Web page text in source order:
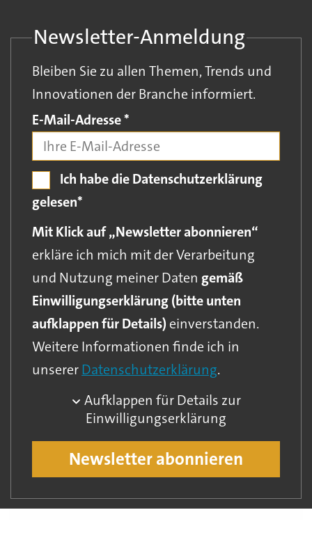
Newsletter-Anmeldung
Bleiben Sie zu allen Themen, Trends und
Innovationen der Branche informiert.
Pflichtfeld
E-Mail-Adresse*
Ich habe die Datenschutzerklärung
gelesen*
Mit Klick auf „Newsletter abonnieren“
erkläre ich mich mit der Verarbeitung
und Nutzung meiner Daten gemäß
Einwilligungserklärung (bitte unten
aufklappen für Details) einverstanden.
Weitere Informationen finde ich in
unsererDatenschutzerklärung.
Einwilligungserklärung